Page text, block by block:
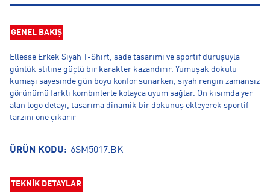
GENEL BAKIŞ
Ellesse Erkek Siyah T-Shirt, sade tasarımı ve sportif duruşuyla
günlük stiline güçlü bir karakter kazandırır. Yumuşak dokulu
kumaşı sayesinde gün boyu konfor sunarken, siyah rengin zamansız
görünümü farklı kombinlerle kolayca uyum sağlar. Ön kısımda yer
alan logo detayı, tasarıma dinamik bir dokunuş ekleyerek sportif
tarzını öne çıkarır
ÜRÜN KODU: 6SM5017.BK
TEKNİK DETAYLAR